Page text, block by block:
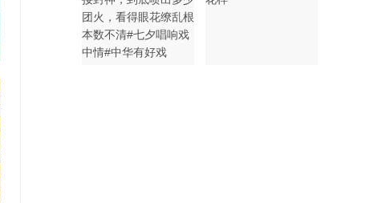
团火，看得眼花缭乱根
本数不清#七夕唱响戏
中情#中华有好戏